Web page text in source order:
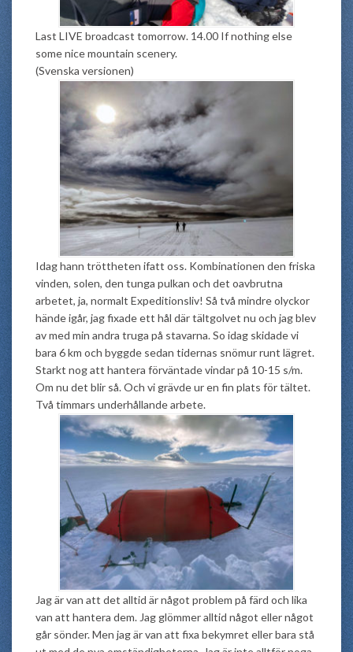
Last LIVE broadcast tomorrow. 14.00 If nothing else
some nice mountain scenery.
(Svenska versionen)
Idag hann tröttheten ifatt oss. Kombinationen den friska
vinden, solen, den tunga pulkan och det oavbrutna
arbetet, ja, normalt Expeditionsliv! Så två mindre olyckor
hände igår, jag fixade ett hål där tältgolvet nu och jag blev
av med min andra truga på stavarna. So idag skidade vi
bara 6 km och byggde sedan tidernas snömur runt lägret.
Starkt nog att hantera förväntade vindar på 10-15 s/m.
Om nu det blir så. Och vi grävde ur en fin plats för tältet.
Två timmars underhållande arbete.
Jag är van att det alltid är något problem på färd och lika
van att hantera dem. Jag glömmer alltid något eller något
går sönder. Men jag är van att fixa bekymret eller bara stå